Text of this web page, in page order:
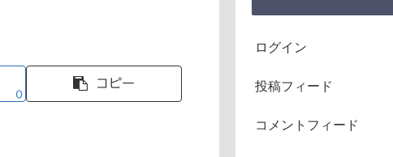
0
コピー
ログイン
投稿フィード
コメントフィード